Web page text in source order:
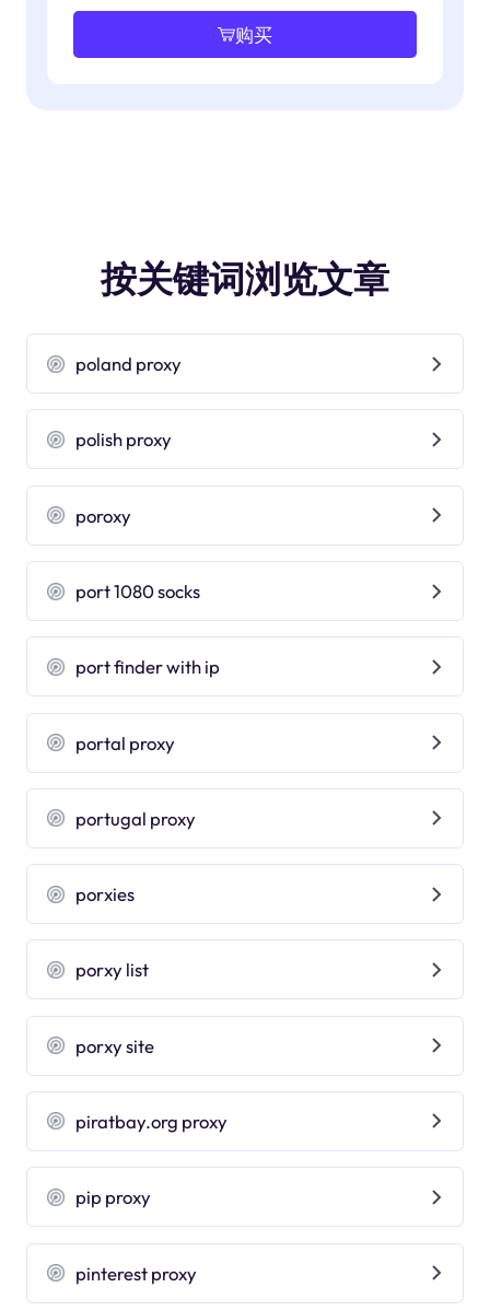
购买
按关键词浏览文章
poland proxy
polish proxy
poroxy
port 1080 socks
port finder with ip
portal proxy
portugal proxy
porxies
porxy list
porxy site
piratbay.org proxy
pip proxy
pinterest proxy